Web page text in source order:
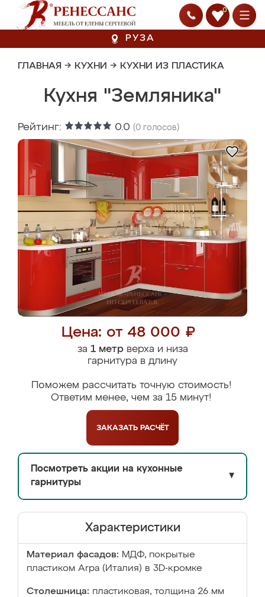
0
РУЗА
ГЛАВНАЯ → КУХНИ → КУХНИ ИЗ ПЛАСТИКА
Кухня "Земляника"
Рейтинг: 0.0 (0 голосов)
Цена: от 48 000 ₽
за 1 метрверха и низа
гарнитура в длину
Поможем рассчитать точную стоимость!
Ответим менее, чем за 15 минут!
ЗАКАЗАТЬ РАСЧЁТ
Посмотреть акции на кухонные
гарнитуры
▼
Характеристики
Материал фасадов: МДФ, покрытые
пластиком Arpa (Италия) в 3D-кромке
Столешница: пластиковая, толщина 26 мм